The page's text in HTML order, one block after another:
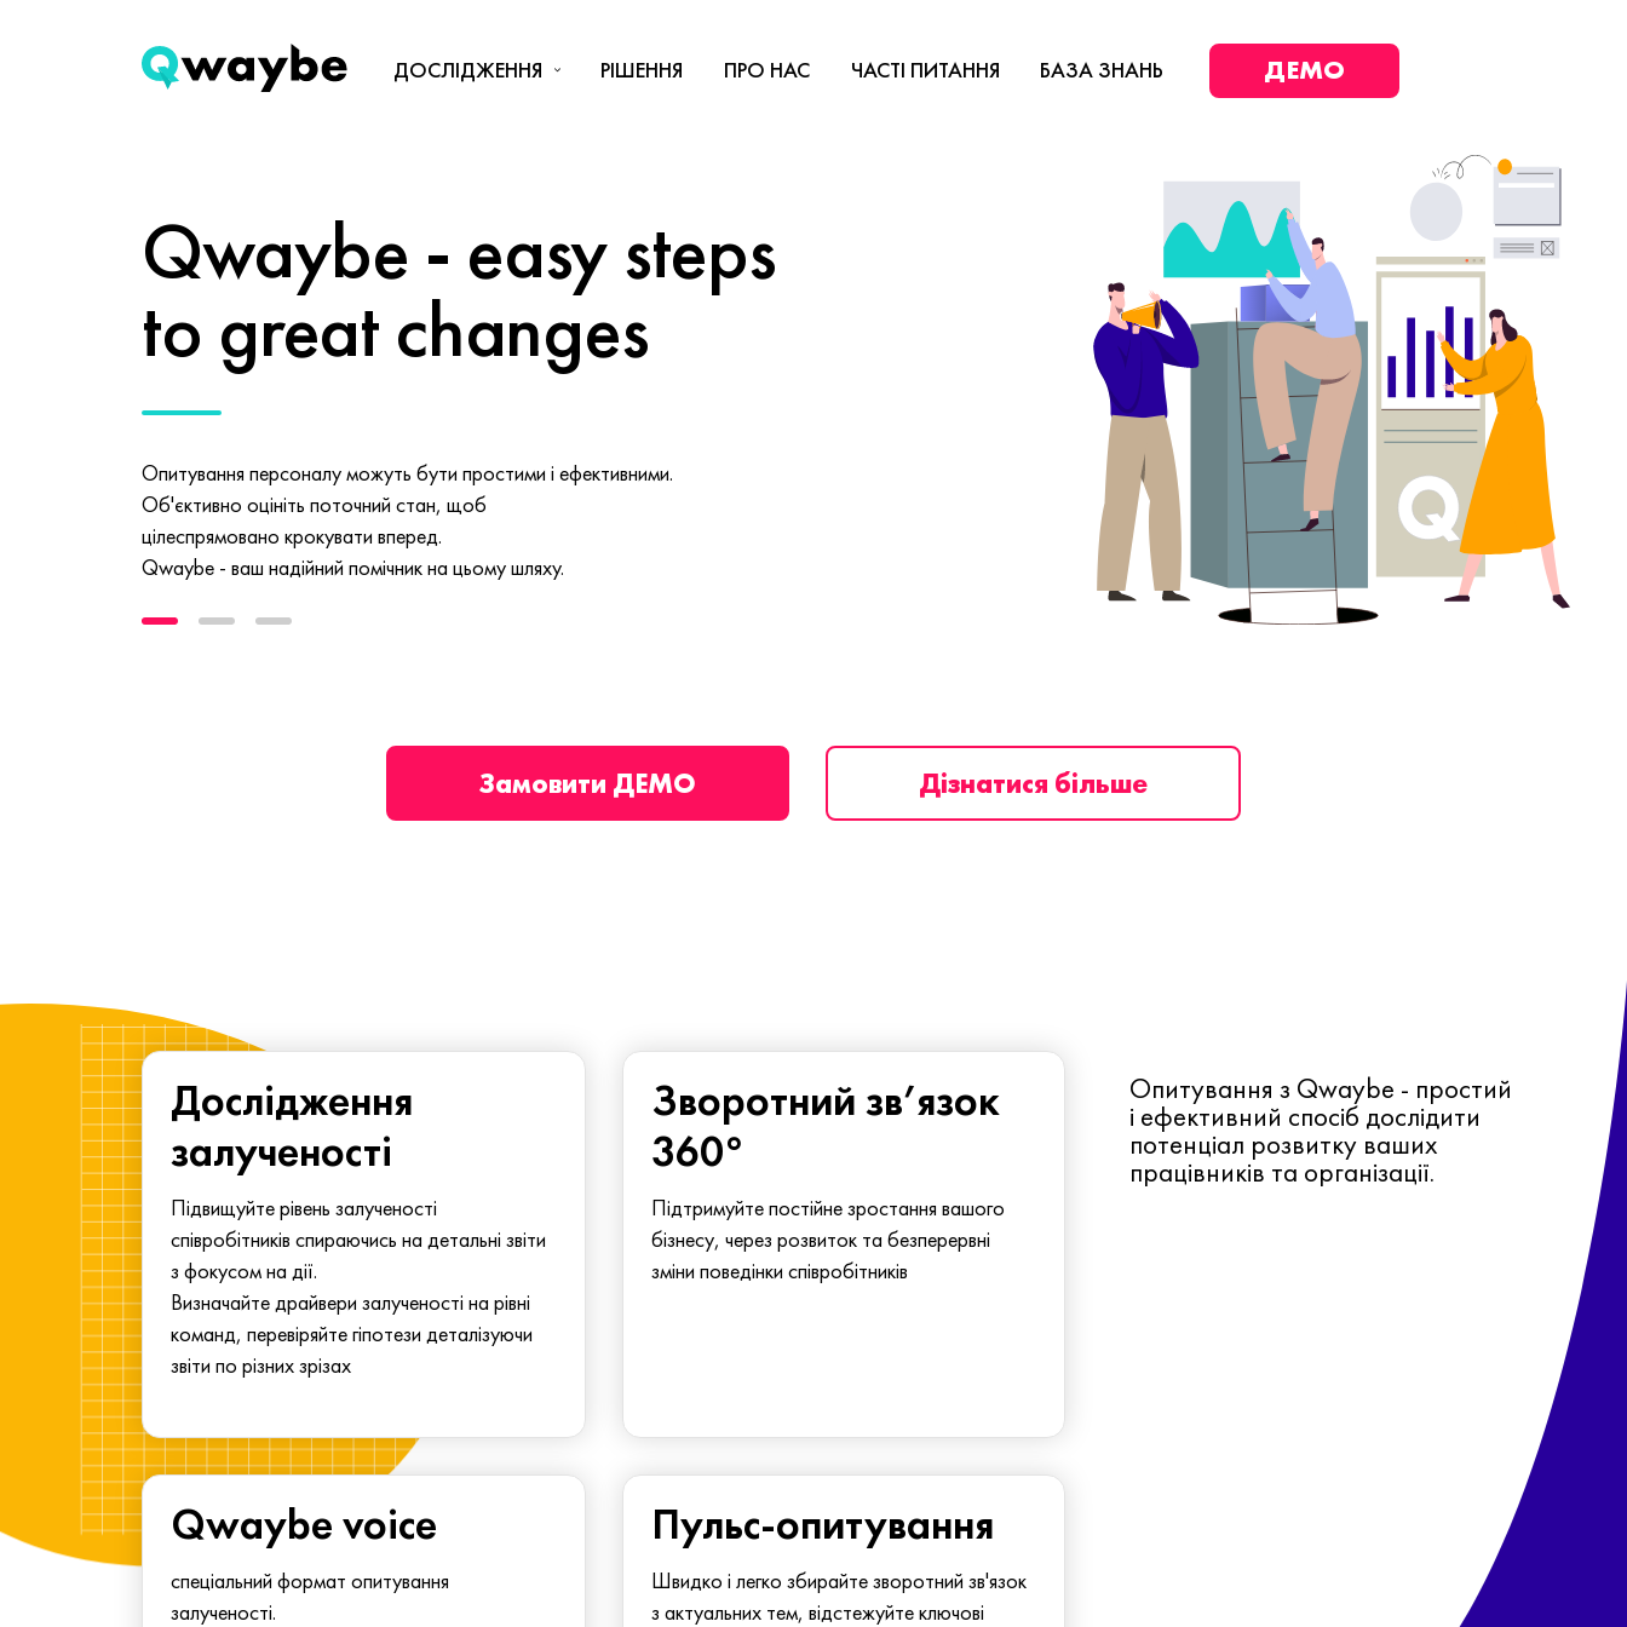
ДОСЛІДЖЕННЯ РІШЕННЯ ПРО НАС ЧАСТІ ПИТАННЯ БАЗА ЗНАНЬ ДЕМО
Qwaybe - easy steps
to great changes
Опитування персоналу можуть бути простими і ефективними.
Об'єктивно оцініть поточний стан, щоб
цілеспрямовано крокувати вперед.
Qwaybe - ваш надійний помічник на цьому шляху.
Замовити ДЕМО Дізнатися більше
Дослідження
залученості
Підвищуйте рівень залученості
співробітників спираючись на детальні звіти
з фокусом на дії.
Визначайте драйвери залученості на рівні
команд, перевіряйте гіпотези деталізуючи
звіти по різних зрізах
Зворотний зв’язок
360°
Підтримуйте постійне зростання вашого
бізнесу, через розвиток та безперервні
зміни поведінки співробітників
Опитування з Qwaybe - простий
і ефективний спосіб дослідити
потенціал розвитку ваших
працівників та організації.
Qwaybe voice
спеціальний формат опитування
залученості.
Пульс-опитування
Швидко і легко збирайте зворотний зв'язок
з актуальних тем, відстежуйте ключові